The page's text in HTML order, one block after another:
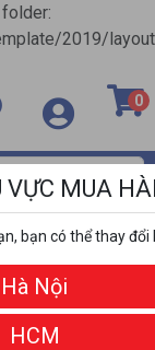
2019/
0
VỰC MUA
bạn có thể thay đổi
Hà Nội
HCM